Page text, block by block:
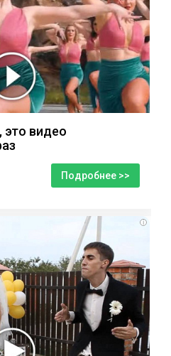
это видео
Подробнее >>
i